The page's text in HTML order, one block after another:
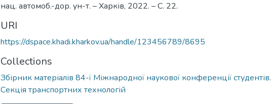
нац. автомоб.-дор. ун-т. – Харків, 2022. – С. 22.
URI
https://dspace.khadi.kharkov.ua/handle/123456789/8695
Collections
Збірник матеріалів 84-ї Міжнародної наукової конференції студентів.
Секція транспортних технологій